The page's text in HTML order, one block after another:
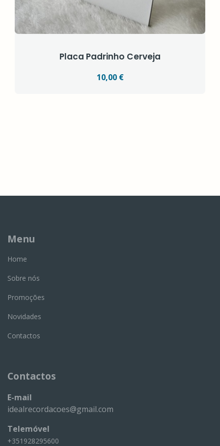
Placa Padrinho Cerveja
10,00 €
Menu
Home
Sobre nós
Promoções
Novidades
Contactos
Contactos
E-mail
idealrecordacoes@gmail.com
Telemóvel
+351928295600